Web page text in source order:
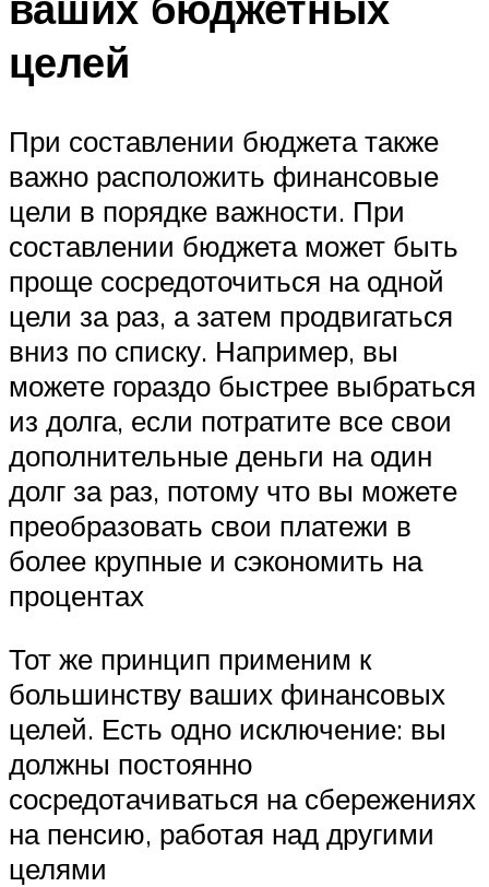
целей
При составлении бюджета также
важно расположить финансовые
цели в порядке важности. При
составлении бюджета может быть
проще сосредоточиться на одной
цели за раз, а затем продвигаться
вниз по списку. Например, вы
можете гораздо быстрее выбраться
из долга, если потратите все свои
дополнительные деньги на один
долг за раз, потому что вы можете
преобразовать свои платежи в
более крупные и сэкономить на
процентах
Тот же принцип применим к
большинству ваших финансовых
целей. Есть одно исключение: вы
должны постоянно
сосредотачиваться на сбережениях
на пенсию, работая над другими
целями